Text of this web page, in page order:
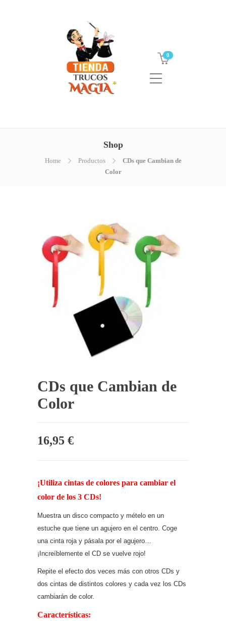
0
Shop
Home Productos
CDs que Cambian de
Color
CDs que Cambian de
Color
16,95 €
¡Utiliza cintas de colores para cambiar el
color de los 3 CDs!
Muestra un disco compacto y mételo en un
estuche que tiene un agujero en el centro. Coge
una cinta roja y pásala por el agujero…
¡Increíblemente el CD se vuelve rojo!
Repite el efecto dos veces más con otros CDs y
dos cintas de distintos colores y cada vez los CDs
cambiarán de color.
Características: